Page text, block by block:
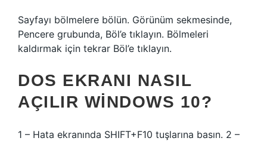
Sayfayı bölmelere bölün. Görünüm sekmesinde,
Pencere grubunda, Böl’e tıklayın. Bölmeleri
kaldırmak için tekrar Böl’e tıklayın.
DOS EKRANI NASIL
AÇILIR WINDOWS 10?
1 – Hata ekranında SHIFT+F10 tuşlarına basın. 2 –